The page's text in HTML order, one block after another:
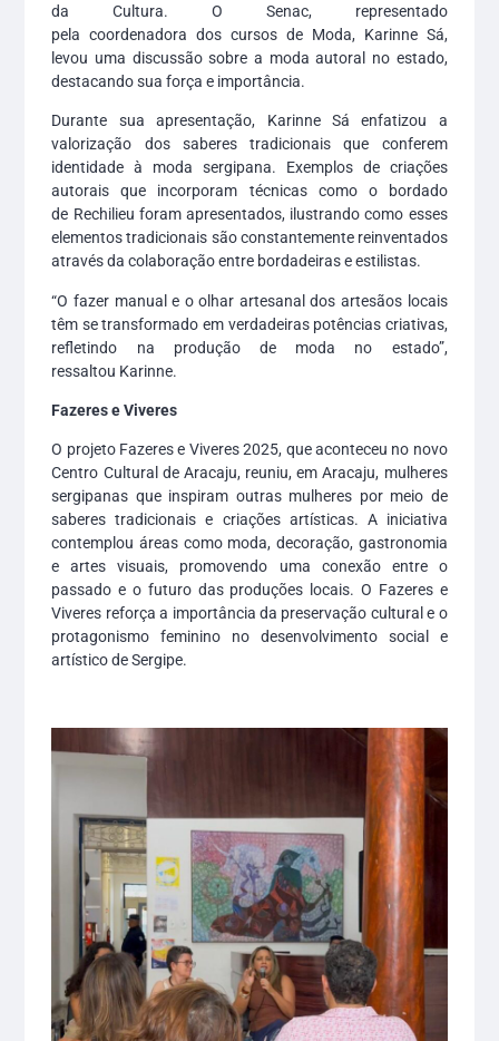
da Cultura. O Senac, representado
pela coordenadora dos cursos de Moda, Karinne Sá,
levou uma discussão sobre a moda autoral no estado,
destacando sua força e importância.
Durante sua apresentação, Karinne Sá enfatizou a
valorização dos saberes tradicionais que conferem
identidade à moda sergipana. Exemplos de criações
autorais que incorporam técnicas como o bordado
de Rechilieu foram apresentados, ilustrando como esses
elementos tradicionais são constantemente reinventados
através da colaboração entre bordadeiras e estilistas.
“O fazer manual e o olhar artesanal dos artesãos locais
têm se transformado em verdadeiras potências criativas,
refletindo na produção de moda no estado”,
ressaltou Karinne.
Fazeres e Viveres
O projeto Fazeres e Viveres 2025, que aconteceu no novo
Centro Cultural de Aracaju, reuniu, em Aracaju, mulheres
sergipanas que inspiram outras mulheres por meio de
saberes tradicionais e criações artísticas. A iniciativa
contemplou áreas como moda, decoração, gastronomia
e artes visuais, promovendo uma conexão entre o
passado e o futuro das produções locais. O Fazeres e
Viveres reforça a importância da preservação cultural e o
protagonismo feminino no desenvolvimento social e
artístico de Sergipe.